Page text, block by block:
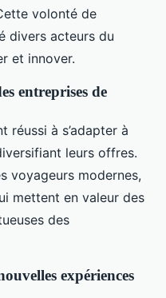
volonté de
divers acteurs du
et innover.
entreprises de
réussi à s’adapter à
leurs offres.
voyageurs modernes,
mettent en valeur des
des
expériences